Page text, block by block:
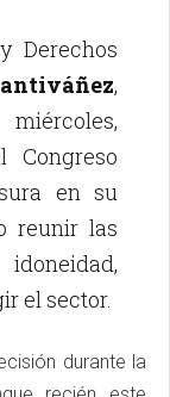
Derechos
,
en su
reunir las
el sector.
durante la